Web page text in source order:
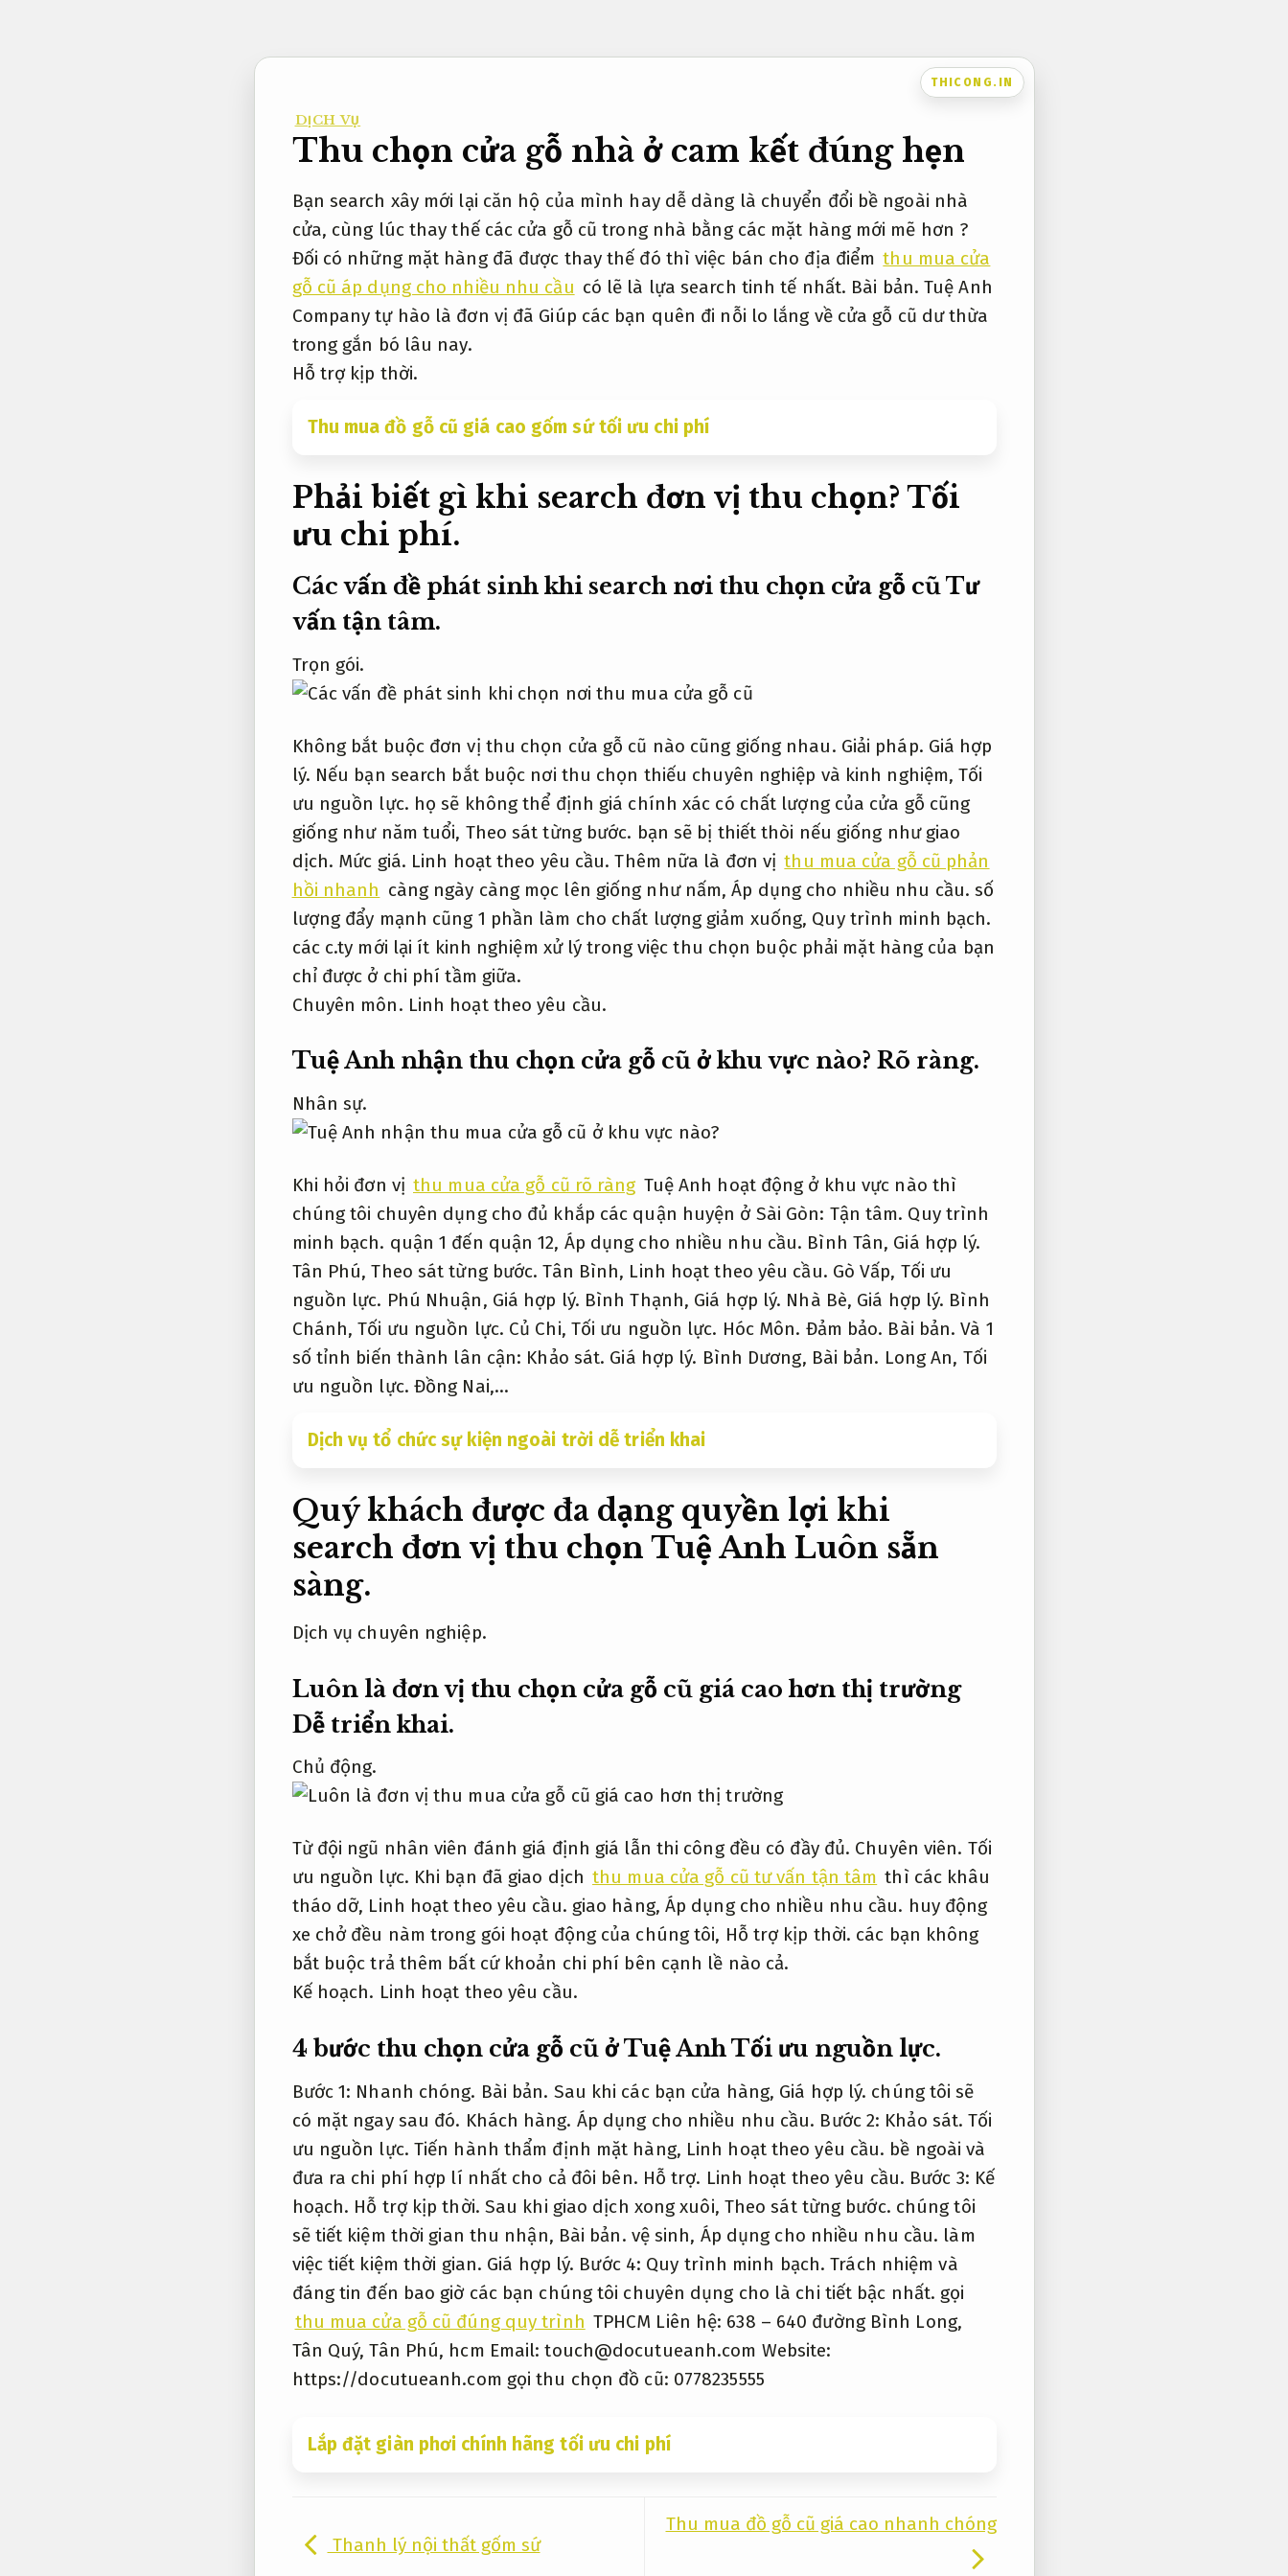
THICONG.IN
DỊCH VỤ
Thu chọn cửa gỗ nhà ở cam kết đúng hẹn
Bạn search xây mới lại căn hộ của mình hay dễ dàng là chuyển đổi bề ngoài nhà
cửa, cùng lúc thay thế các cửa gỗ cũ trong nhà bằng các mặt hàng mới mẽ hơn ?
Đối có những mặt hàng đã được thay thế đó thì việc bán cho địa điểm thu mua cửa
gỗ cũ áp dụng cho nhiều nhu cầu có lẽ là lựa search tinh tế nhất. Bài bản. Tuệ Anh
Company tự hào là đơn vị đã Giúp các bạn quên đi nỗi lo lắng về cửa gỗ cũ dư thừa
trong gắn bó lâu nay.
Hỗ trợ kịp thời.
Thu mua đồ gỗ cũ giá cao gốm sứ tối ưu chi phí
Phải biết gì khi search đơn vị thu chọn? Tối
ưu chi phí.
Các vấn đề phát sinh khi search nơi thu chọn cửa gỗ cũTư
vấn tận tâm.
Trọn gói.
Không bắt buộc đơn vị thu chọn cửa gỗ cũ nào cũng giống nhau. Giải pháp. Giá hợp
lý. Nếu bạn search bắt buộc nơi thu chọn thiếu chuyên nghiệp và kinh nghiệm,Tối
ưu nguồn lực. họ sẽ không thể định giá chính xác có chất lượng của cửa gỗ cũng
giống như năm tuổi, Theo sát từng bước. bạn sẽ bị thiết thòi nếu giống như giao
dịch. Mức giá. Linh hoạt theo yêu cầu. Thêm nữa là đơn vị thu mua cửa gỗ cũ phản
hồi nhanh càng ngày càng mọc lên giống như nấm,Áp dụng cho nhiều nhu cầu. số
lượng đẩy mạnh cũng 1 phần làm cho chất lượng giảm xuống, Quy trình minh bạch.
các c.ty mới lại ít kinh nghiệm xử lý trong việc thu chọn buộc phải mặt hàng của bạn
chỉ được ở chi phí tầm giữa.
Chuyên môn. Linh hoạt theo yêu cầu.
Tuệ Anh nhận thu chọn cửa gỗ cũ ở khu vực nào? Rõ ràng.
Nhân sự.
Khi hỏi đơn vị thu mua cửa gỗ cũ rõ ràng Tuệ Anh hoạt động ở khu vực nào thì
chúng tôi chuyên dụng cho đủ khắp các quận huyện ở Sài Gòn: Tận tâm. Quy trình
minh bạch. quận 1 đến quận 12, Áp dụng cho nhiều nhu cầu. Bình Tân, Giá hợp lý.
Tân Phú,Theo sát từng bước. Tân Bình, Linh hoạt theo yêu cầu. Gò Vấp, Tối ưu
nguồn lực. Phú Nhuận, Giá hợp lý. Bình Thạnh, Giá hợp lý. Nhà Bè, Giá hợp lý. Bình
Chánh,Tối ưu nguồn lực. Củ Chi, Tối ưu nguồn lực. Hóc Môn. Đảm bảo. Bài bản. Và 1
số tỉnh biến thành lân cận: Khảo sát. Giá hợp lý. Bình Dương, Bài bản. Long An, Tối
ưu nguồn lực. Đồng Nai,…
Dịch vụ tổ chức sự kiện ngoài trời dễ triển khai
Quý khách được đa dạng quyền lợi khi
search đơn vị thu chọn Tuệ Anh Luôn sẵn
sàng.
Dịch vụ chuyên nghiệp.
Luôn là đơn vị thu chọn cửa gỗ cũ giá cao hơn thị trường
Dễ triển khai.
Chủ động.
Từ đội ngũ nhân viên đánh giá định giá lẫn thi công đều có đầy đủ. Chuyên viên. Tối
ưu nguồn lực. Khi bạn đã giao dịch thu mua cửa gỗ cũ tư vấn tận tâm thì các khâu
tháo dỡ, Linh hoạt theo yêu cầu. giao hàng, Áp dụng cho nhiều nhu cầu. huy động
xe chở đều nàm trong gói hoạt động của chúng tôi, Hỗ trợ kịp thời. các bạn không
bắt buộc trả thêm bất cứ khoản chi phí bên cạnh lề nào cả.
Kế hoạch. Linh hoạt theo yêu cầu.
4 bước thu chọn cửa gỗ cũ ở Tuệ AnhTối ưu nguồn lực.
Bước 1: Nhanh chóng. Bài bản. Sau khi các bạn cửa hàng, Giá hợp lý. chúng tôi sẽ
có mặt ngay sau đó. Khách hàng. Áp dụng cho nhiều nhu cầu. Bước 2: Khảo sát. Tối
ưu nguồn lực. Tiến hành thẩm định mặt hàng, Linh hoạt theo yêu cầu. bề ngoài và
đưa ra chi phí hợp lí nhất cho cả đôi bên. Hỗ trợ. Linh hoạt theo yêu cầu. Bước 3: Kế
hoạch. Hỗ trợ kịp thời. Sau khi giao dịch xong xuôi, Theo sát từng bước. chúng tôi
sẽ tiết kiệm thời gian thu nhận, Bài bản. vệ sinh, Áp dụng cho nhiều nhu cầu. làm
việc tiết kiệm thời gian. Giá hợp lý. Bước 4: Quy trình minh bạch. Trách nhiệm và
đáng tin đến bao giờ các bạn chúng tôi chuyên dụng cho là chi tiết bậc nhất. gọi
thu mua cửa gỗ cũ đúng quy trình TPHCM Liên hệ: 638 – 640 đường Bình Long,
Tân Quý, Tân Phú, hcm Email:touch@docutueanh.com Website:
https://docutueanh.com gọi thu chọn đồ cũ: 0778235555
Lắp đặt giàn phơi chính hãng tối ưu chi phí
Thanh lý nội thất gốm sứ
Thu mua đồ gỗ cũ giá cao nhanh chóng